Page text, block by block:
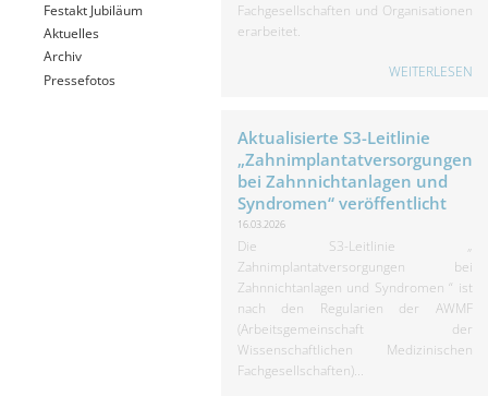
Festakt Jubiläum
Aktuelles
Archiv
Pressefotos
Fachgesellschaften und Organisationen
erarbeitet.
WEITERLESEN
Aktualisierte S3-Leitlinie
„Zahnimplantatversorgungen
bei Zahnnichtanlagen und
Syndromen“ veröffentlicht
16.03.2026
Die S3-Leitlinie „
Zahnimplantatversorgungen bei
Zahnnichtanlagen und Syndromen “ ist
nach den Regularien der AWMF
(Arbeitsgemeinschaft der
Wissenschaftlichen Medizinischen
Fachgesellschaften)...